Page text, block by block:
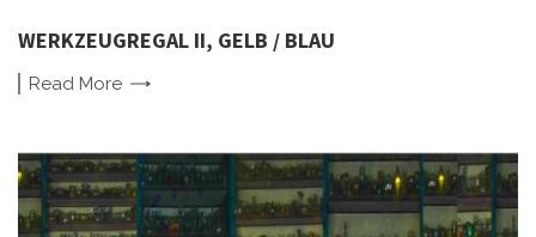
WERKZEUGREGAL II, GELB / BLAU
Read More